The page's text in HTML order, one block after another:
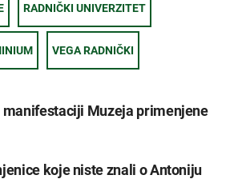
RADNIČKI UNIVERZITET
VEGA RADNIČKI
manifestaciji Muzeja primenjene
koje niste znali o Antoniju